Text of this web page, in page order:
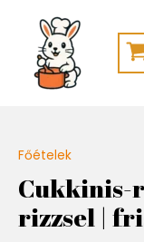
content
Főételek
Cukkinis-
rizzsel |